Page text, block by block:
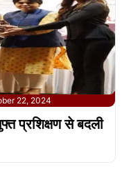
22, 2024
प्रशिक्षण से बदली